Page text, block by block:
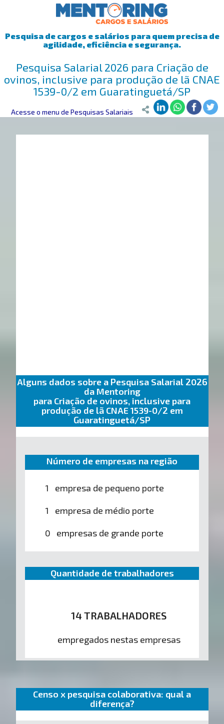
Pesquisa de cargos e salários para quem precisa de
agilidade, eficiência e segurança.
Pesquisa Salarial 2026 para Criação de
ovinos, inclusive para produção de lã CNAE
1539-0/2 em Guaratinguetá/SP
Mentoring>Pesquisa Salarial>Guaratinguetá/SP>Criação de
Acesse o menu de Pesquisas Salariais
Alguns dados sobre a Pesquisa Salarial 2026
da Mentoring
para Criação de ovinos, inclusive para
produção de lã CNAE 1539-0/2 em
Guaratinguetá/SP
Número de empresas na região
1 empresa de pequeno porte
1 empresa de médio porte
0 empresas de grande porte
Quantidade de trabalhadores
14 TRABALHADORES
empregados nestas empresas
Censo x pesquisa colaborativa: qual a
diferença?